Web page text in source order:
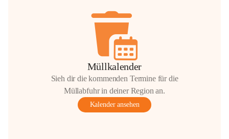
Müllkalender
Sieh dir die kommenden Termine für die
Müllabfuhr in deiner Region an.
Kalender ansehen